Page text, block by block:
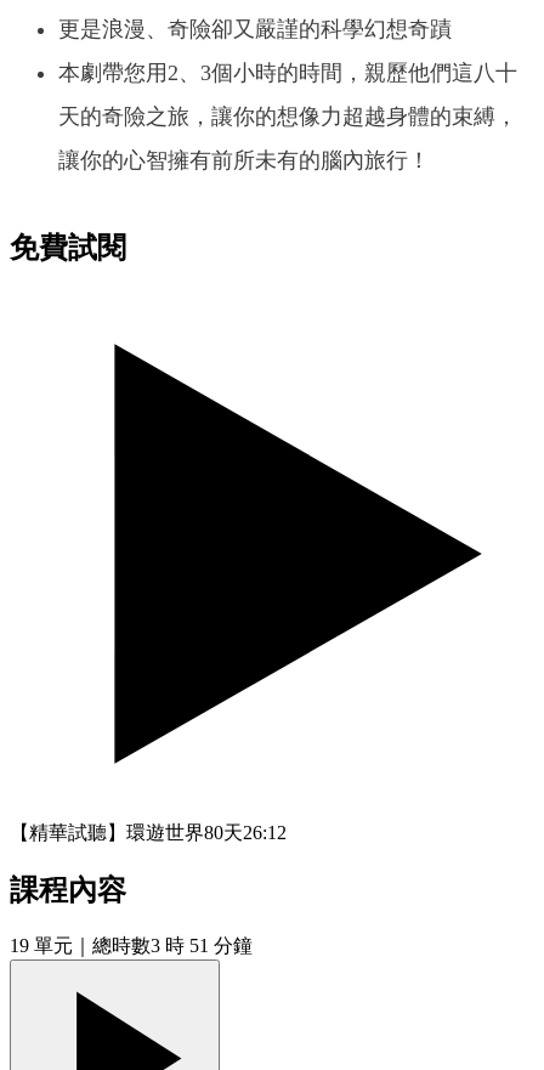
更是浪漫、奇險卻又嚴謹的科學幻想奇蹟
本劇帶您用2、3個小時的時間，親歷他們這八十
天的奇險之旅，讓你的想像力超越身體的束縛，
讓你的心智擁有前所未有的腦內旅行！
免費試閱
【精華試聽】環遊世界80天26:12
課程內容
19 單元 ｜總時數3 時 51 分鐘